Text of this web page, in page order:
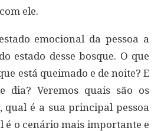
ele.
emocional da pessoa a
estado desse bosque. O que
está queimado e de noite? E
dia? Veremos quais são os
qual é a sua principal pessoa
é o cenário mais importante e